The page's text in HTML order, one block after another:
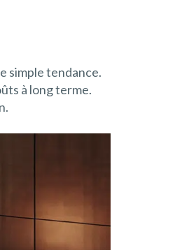
simple tendance.
à long terme.